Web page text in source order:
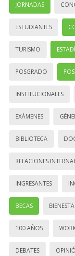
JORNADAS
ESTUDIANTES
TURISMO
POSGRADO
INSTITUCIONALES
EXÁMENES
BIBLIOTECA
RELACIONES
INGRESANTES
BECAS
100 AÑOS
DEBATES